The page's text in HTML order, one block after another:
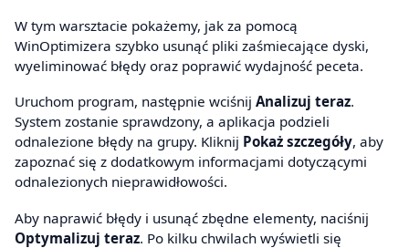
W tym warsztacie pokażemy, jak za pomocą
WinOptimizera szybko usunąć pliki zaśmiecające dyski,
wyeliminować błędy oraz poprawić wydajność peceta.
Uruchom program, następnie wciśnij Analizuj teraz.
System zostanie sprawdzony, a aplikacja podzieli
odnalezione błędy na grupy. Kliknij Pokaż szczegóły, aby
zapoznać się z dodatkowym informacjami dotyczącymi
odnalezionych nieprawidłowości.
Aby naprawić błędy i usunąć zbędne elementy, naciśnij
Optymalizuj teraz. Po kilku chwilach wyświetli się